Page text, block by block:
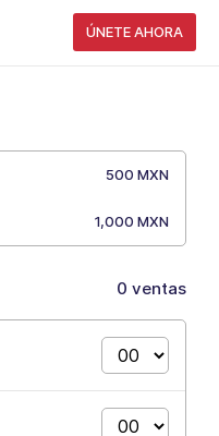
ÚNETE AHORA
500 MXN
1,000 MXN
0 ventas